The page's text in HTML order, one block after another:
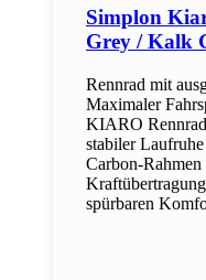
Simplon
Grey / Kalk
Rennrad mit
Maximaler
KIARO
stabiler
Carbon-
spürbaren